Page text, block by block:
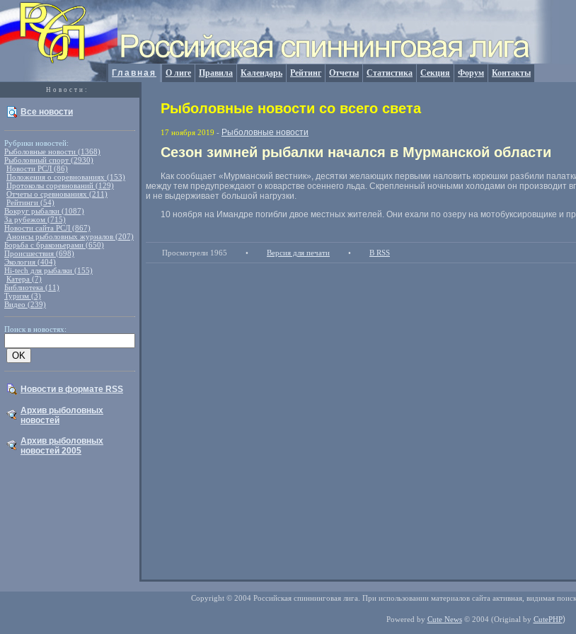
Главная О лиге Правила Календарь Рейтинг Отчеты Статистика Секция Форум Контакты
Новости:
Все новости
Рубрики новостей:
Рыболовные новости (1368)
Рыболовный спорт (2930)
Новости РСЛ (86)
Положения о соревнованиях (153)
Протоколы соревнований (129)
Отчеты о сревнованиях (211)
Рейтинги (54)
Вокруг рыбалки (1087)
За рубежом (715)
Новости сайта РСЛ (867)
Анонсы рыболовных журналов (207)
Борьба с браконьерами (650)
Происшествия (698)
Экология (404)
Hi-tech для рыбалки (155)
Катера (7)
Библиотека (11)
Туризм (3)
Видео (239)
Поиск в новостях:
Новости в формате RSS
Архив рыболовных
новостей
Архив рыболовных
новостей 2005
Рыболовные новости со всего света
17 ноября 2019 - Рыболовные новости
Сезон зимней рыбалки начался в Мурманской области
Как сообщает « Мурманский вестник», десятки желающих первыми наловить корюшки разбили
между тем предупреждают о коварстве осеннего льда. Скрепленный ночными холодами он производит
и не выдерживает большой нагрузки.
10 ноября на Имандре погибли двое местных жителей. Они ехали по озеру на мотобуксировщике и
Просмотрели 1965 • Версия для печати • В RSS
Copyright © 2004 Российская спиннинговая лига. При использовании материалов сайта активная, видимая
Powered by Cute News© 2004 (Original by CutePHP)